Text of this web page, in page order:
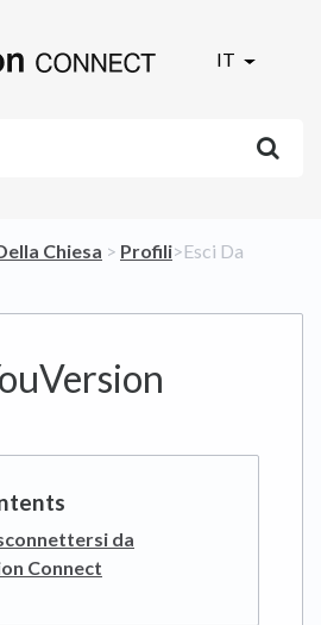
IT
Chiesa ​ > ​ ​Profili​>​ Esci Da
da
Connect